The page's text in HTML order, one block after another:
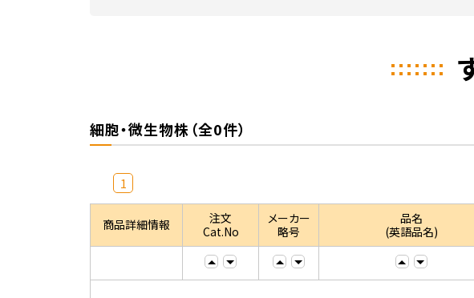
細胞・微生物株（全0件）
1
商品詳細情報
注文
Cat.No
メーカー
略号
品名
(英語品名)